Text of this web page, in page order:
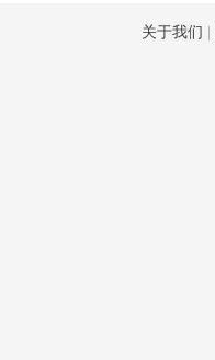
关于我们